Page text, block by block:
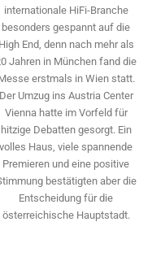
internationale HiFi-Branche
besonders gespannt auf die
High End, denn nach mehr als
Jahren in München fand die
erstmals in Wien statt.
Der Umzug ins Austria Center
Vienna hatte im Vorfeld für
hitzige Debatten gesorgt. Ein
volles Haus, viele spannende
Premieren und eine positive
bestätigten aber die
Entscheidung für die
österreichische Hauptstadt.